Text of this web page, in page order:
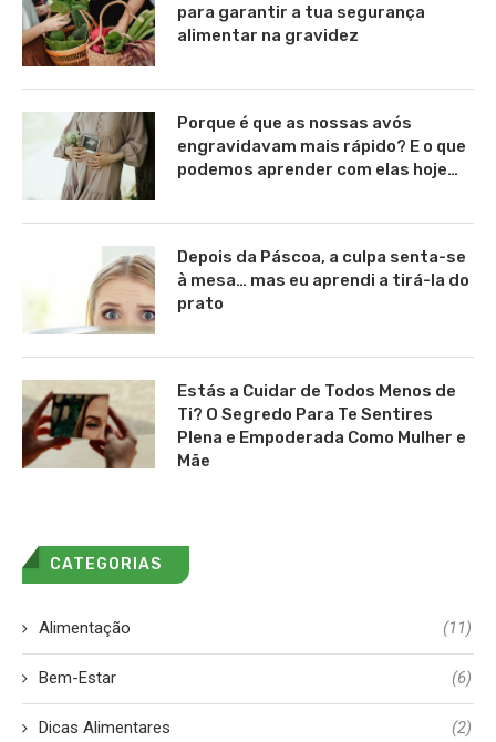
para garantir a tua segurança
alimentar na gravidez
Porque é que as nossas avós
engravidavam mais rápido? E o que
podemos aprender com elas hoje…
Depois da Páscoa, a culpa senta-se
à mesa… mas eu aprendi a tirá-la do
prato
Estás a Cuidar de Todos Menos de
Ti? O Segredo Para Te Sentires
Plena e Empoderada Como Mulher e
Mãe
CATEGORIAS
Alimentação (11)
Bem-Estar (6)
Dicas Alimentares (2)